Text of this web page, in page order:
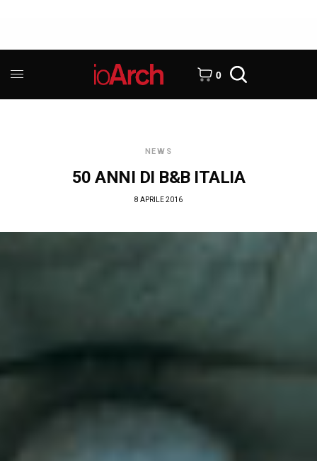
0
NEWS
50 ANNI DI B&B ITALIA
8 APRILE 2016